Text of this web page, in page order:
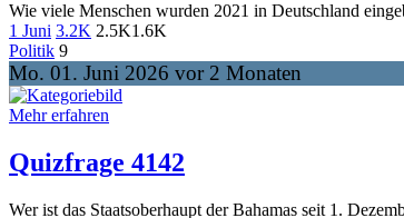
Wie viele Menschen wurden 2021 in Deutschland
1 Juni 3.2K 2.5K1.6K
Politik 9
Mo. 01. Juni 2026 vor 2 Monaten
Mehr erfahren
Quizfrage 4142
Wer ist das Staatsoberhaupt der Bahamas seit 1.